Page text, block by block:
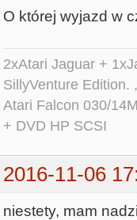
O której wyjazd w
2xAtari Jaguar +
SillyVenture Edition.
Atari Falcon 030/
+ DVD HP SCSI
2016-11-06
niestety, mam